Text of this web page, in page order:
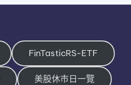
FinTasticRS-ETF
美股休市日一覽